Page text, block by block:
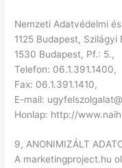
Nemzeti Adatvédelmi
1125 Budapest,
1530 Budapest, Pf.: 5.,
Telefon: 06.1.391.1400,
Fax: 06.1.391.1410,
E-mail:
Honlap: http://
9, ANONIMIZÁLT
A marketingproject.hu